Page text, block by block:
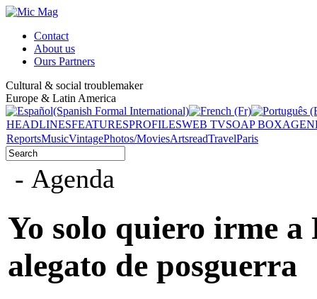
Contact
About us
Ours Partners
Cultural & social troublemaker
Europe & Latin America
HEADLINESFEATURESPROFILESWEB TVSOAP BOX
ReportsMusicVintagePhotos/MoviesArtsreadTravelParis
- Agenda
Yo solo quiero irme
alegato de posguerra